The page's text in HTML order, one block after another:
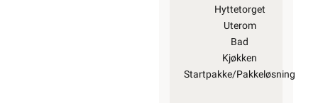
Hyttetorget
Uterom
Bad
Kjøkken
Startpakke/Pakkeløsning